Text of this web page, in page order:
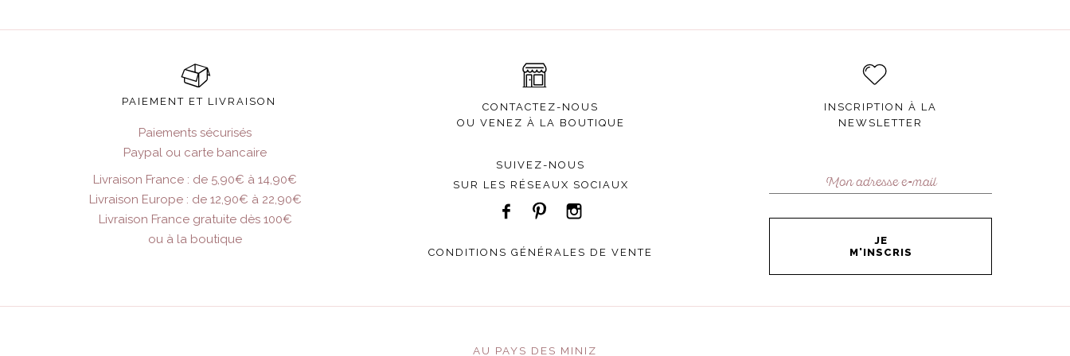
PAIEMENT ET LIVRAISON
Paiements sécurisés
Paypal ou carte bancaire
Livraison France : de 5,90€ à 14,90€
Livraison Europe : de 12,90€ à 22,90€
Livraison France gratuite dès 100€
ou à la boutique
CONTACTEZ-NOUS
OU VENEZ À LA BOUTIQUE
SUIVEZ-NOUS
SUR LES RÉSEAUX SOCIAUX
CONDITIONS GÉNÉRALES DE VENTE
INSCRIPTION À LA
NEWSLETTER
JE
M'INSCRIS
AU PAYS DES MINIZ